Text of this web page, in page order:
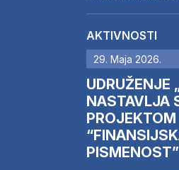
AKTIVNOSTI
29. Maja 2026.
UDRUŽENJE
NASTAVLJA
PROJEKTOM
PISMENOST”